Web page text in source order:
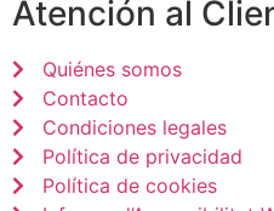
Atención al
Quiénes somos
Contacto
Condiciones legales
Política de privacidad
Política de cookies